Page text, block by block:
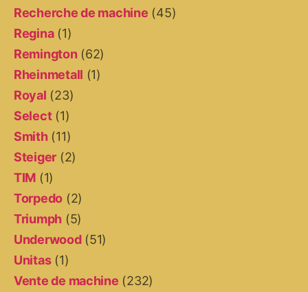
Recherche de machine (45)
Regina(1)
Remington (62)
Rheinmetall (1)
Royal (23)
Select(1)
Smith(11)
Steiger (2)
TIM (1)
Torpedo (2)
Triumph (5)
Underwood(51)
Unitas(1)
Vente de machine (232)